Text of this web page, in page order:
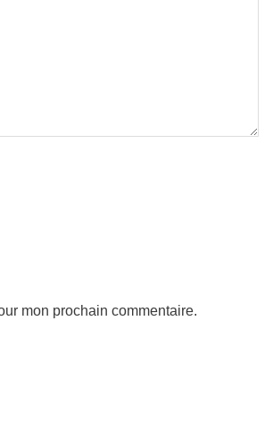
mon prochain commentaire.